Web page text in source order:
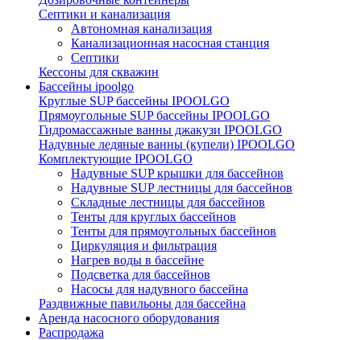
Септики и канализация
Автономная канализация
Канализационная насосная станция
Септики
Кессоны для скважин
Бассейны ipoolgo
Круглые SUP бассейны IPOOLGO
Прямоугольные SUP бассейны IPOOLGO
Гидромассажные ванны джакузи IPOOLGO
Надувные ледяные ванны (купели) IPOOLGO
Комплектующие IPOOLGO
Надувные SUP крышки для бассейнов
Надувные SUP лестницы для бассейнов
Складные лестницы для бассейнов
Тенты для круглых бассейнов
Тенты для прямоугольных бассейнов
Циркуляция и фильтрация
Нагрев воды в бассейне
Подсветка для бассейнов
Насосы для надувного бассейна
Раздвижные павильоны для бассейна
Аренда насосного оборудования
Распродажа